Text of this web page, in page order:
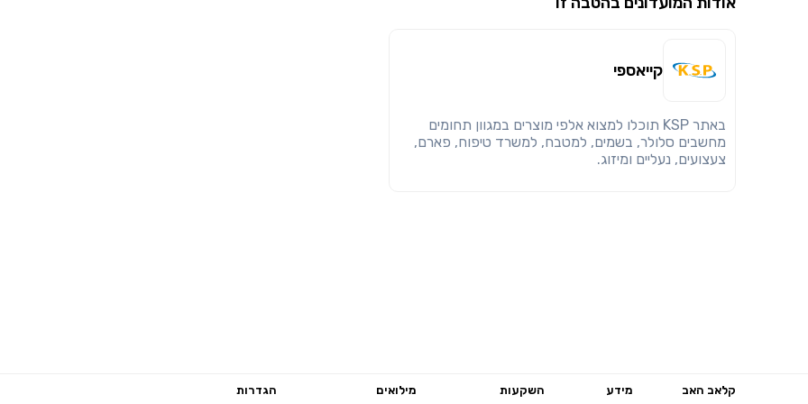
קייאספי
באתר KSP תוכלו למצוא אלפי מוצרים במגוון תחומים
מחשבים סלולר, בשמים, למטבח, למשרד טיפוח, פארם,
צעצועים, נעליים ומיזוג.
קלאב האב מידע השקעות מילואים הגדרות